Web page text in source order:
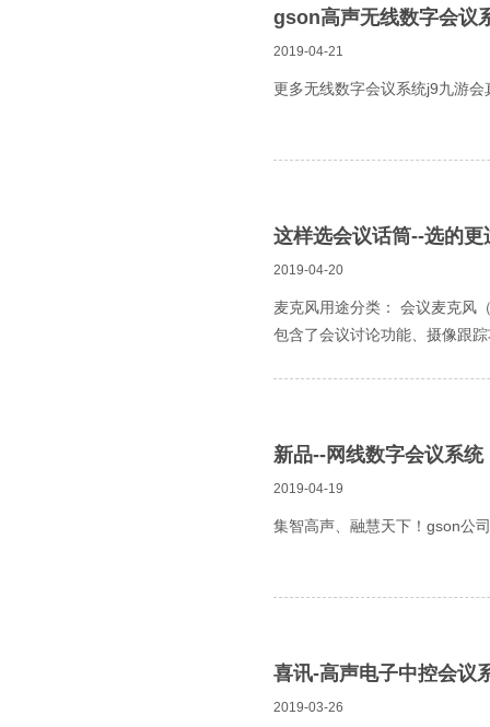
gson高声无线数字会议
2019-04-21
更多无线数字会议系统j9九游
这样选会议话筒--选的更
2019-04-20
麦克风用途分类： 会议麦克风
包含了会议讨论功能、摄像跟
新品--网线数字会议系统
2019-04-19
集智高声、融慧天下！gson公
喜讯-高声电子中控会议
2019-03-26